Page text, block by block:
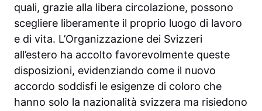
quali, grazie alla libera circolazione, possono
scegliere liberamente il proprio luogo di lavoro
e di vita. L’Organizzazione dei Svizzeri
all’estero ha accolto favorevolmente queste
disposizioni, evidenziando come il nuovo
accordo soddisfi le esigenze di coloro che
hanno solo la nazionalità svizzera ma risiedono